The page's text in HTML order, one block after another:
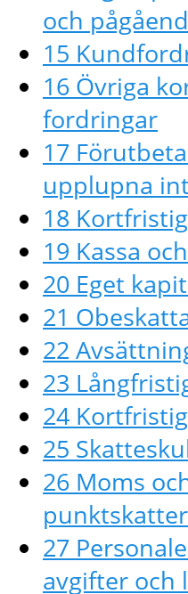
och
15
16 Övriga
fordringar
17
upplupna
18
19 Kassa
20 Eget
21
22
23
24
25
26 Moms
punktskatter
27
avgifter och